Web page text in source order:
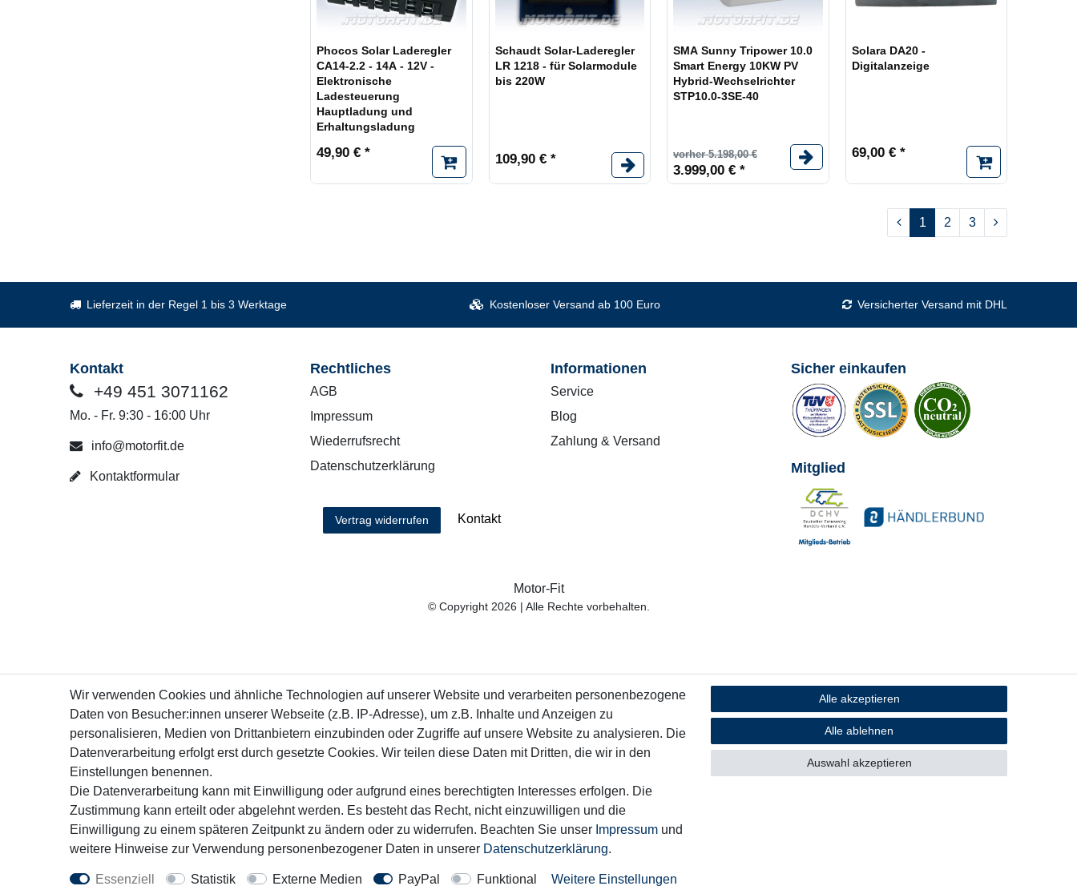
Phocos Solar Laderegler
CA14-2.2 - 14A - 12V -
Elektronische
Ladesteuerung
Hauptladung und
Erhaltungsladung
49,90 € *
Schaudt Solar-Laderegler
LR 1218 - für Solarmodule
bis 220W
109,90 € *
SMA Sunny Tripower 10.0
Smart Energy 10KW PV
Hybrid-Wechselrichter
STP10.0-3SE-40
vorher 5.198,00 €
3.999,00 € *
Solara DA20 -
Digitalanzeige
69,00 € *
1 2 3
Lieferzeit in der Regel 1 bis 3 Werktage Kostenloser Versand ab 100 Euro Versicherter Versand mit DHL
Kontakt
+49 451 3071162
Mo. - Fr. 9:30 - 16:00 Uhr
info@motorfit.de
Kontaktformular
Rechtliches
AGB
Impressum
Wiederrufsrecht
Datenschutzerklärung
Vertrag widerrufen Kontakt
Informationen
Service
Blog
Zahlung & Versand
Sicher einkaufen
Mitglied
Motor-Fit
© Copyright 2026 | Alle Rechte vorbehalten.
Wir verwenden Cookies und ähnliche Technologien auf unserer Website und verarbeiten personenbezogene
Daten von Besucher:innen unserer Webseite (z.B. IP-Adresse), um z.B. Inhalte und Anzeigen zu
personalisieren, Medien von Drittanbietern einzubinden oder Zugriffe auf unsere Website zu analysieren. Die
Datenverarbeitung erfolgt erst durch gesetzte Cookies. Wir teilen diese Daten mit Dritten, die wir in den
Einstellungen benennen.
Die Datenverarbeitung kann mit Einwilligung oder aufgrund eines berechtigten Interesses erfolgen. Die
Zustimmung kann erteilt oder abgelehnt werden. Es besteht das Recht, nicht einzuwilligen und die
Einwilligung zu einem späteren Zeitpunkt zu ändern oder zu widerrufen. Beachten Sie unser Impressum und
weitere Hinweise zur Verwendung personenbezogener Daten in unserer Daten­schutz­erklärung.
Essenziell Statistik Externe Medien PayPal Funktional Weitere Einstellungen
Alle akzeptieren
Alle ablehnen
Auswahl akzeptieren